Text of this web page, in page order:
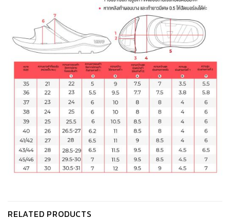
RELATED PRODUCTS